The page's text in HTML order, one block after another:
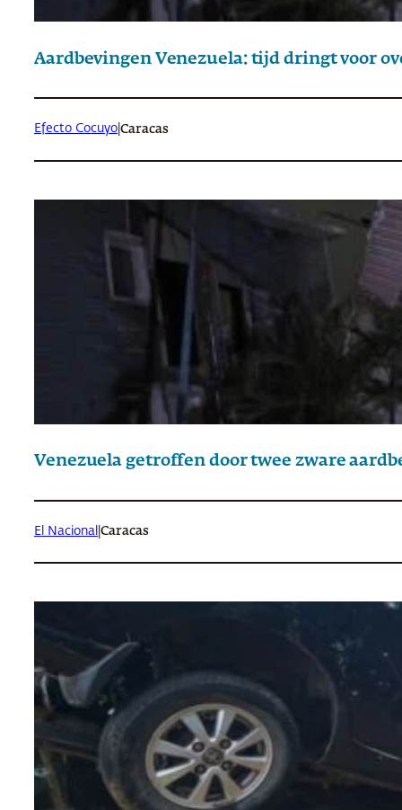
Aardbevingen Venezuela: tijd dringt voor
Efecto Cocuyo Caracas
Venezuela getroffen door twee zware
El Nacional Caracas